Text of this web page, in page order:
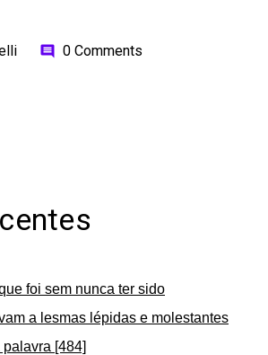
comment 0 Comments
foi sem nunca ter sido
a lesmas lépidas e molestantes
palavra [484]